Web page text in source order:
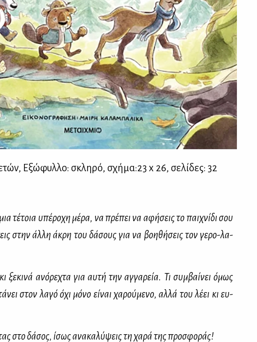
Εξώ­φυλ­λο: σκλη­ρό, σχή­μα:23 x 26, σε­λί­δες: 32
τέ­τοια υπέ­ρο­χη μέ­ρα, να πρέ­πει να αφή­σεις το παι­χνί­δι σου
στην άλ­λη άκρη του δά­σους για να βοη­θή­σεις τον γε­ρο-λα­
ξε­κι­νά ανό­ρε­χτα για αυ­τή την αγ­γα­ρεία. Τι συμ­βαί­νει όμως
στον λα­γό όχι μό­νο εί­ναι χα­ρού­με­νο, αλ­λά του λέ­ει κι ευ­
στο δά­σος, ίσως ανα­κα­λύ­ψεις τη χα­ρά της προ­σφο­ράς!